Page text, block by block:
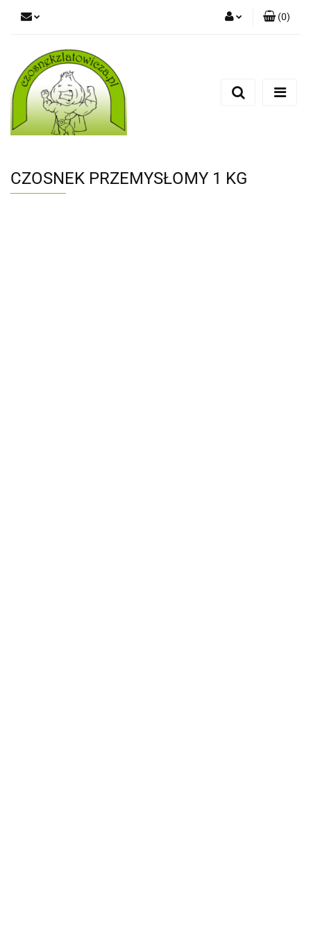
Dodaj zgłoszenie
(0)
CZOSNEK PRZEMYSŁOMY 1 KG